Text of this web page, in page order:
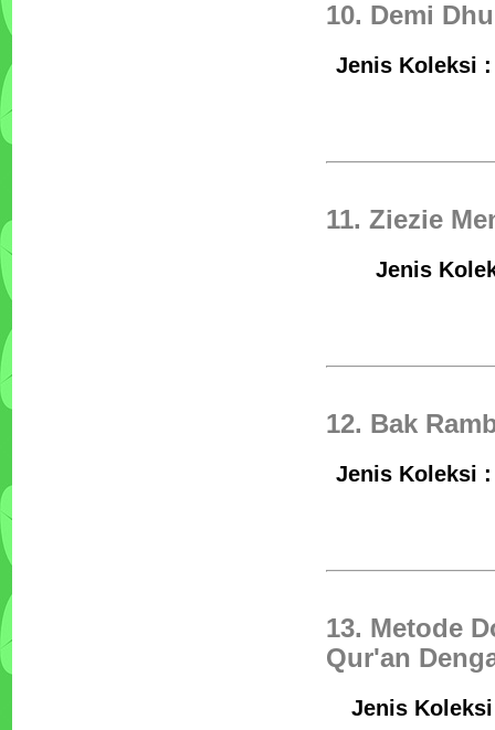
10. Demi
Jenis Koleksi
11. Ziezie
Jenis
12. Bak
Jenis Koleksi
13. Metode
Qur'an
Jenis